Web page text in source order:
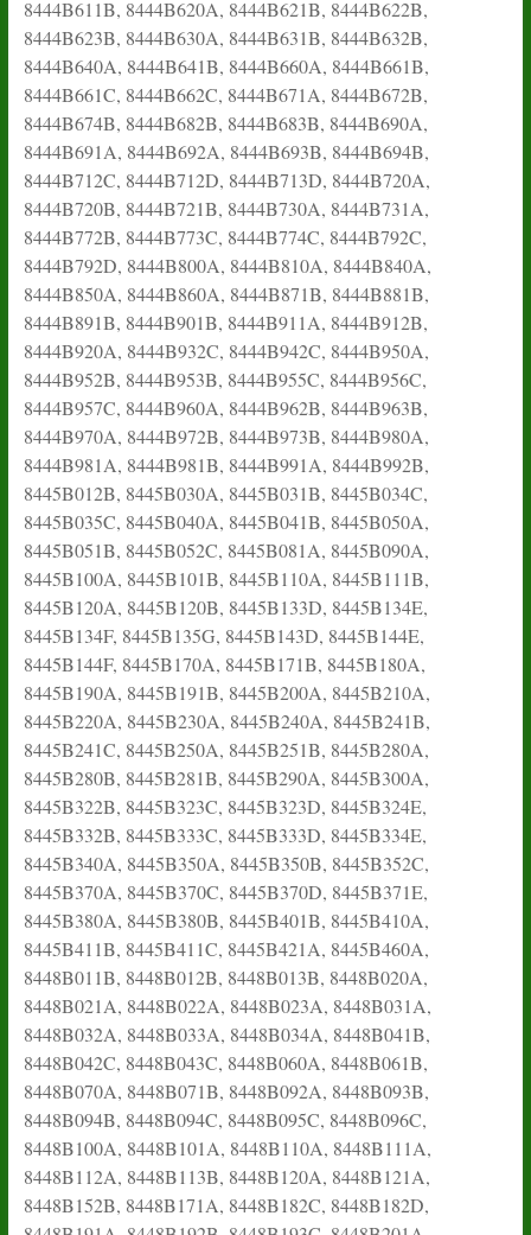
8444B611B, 8444B620A, 8444B621B, 8444B622B,
8444B623B, 8444B630A, 8444B631B, 8444B632B,
8444B640A, 8444B641B, 8444B660A, 8444B661B,
8444B661C, 8444B662C, 8444B671A, 8444B672B,
8444B674B, 8444B682B, 8444B683B, 8444B690A,
8444B691A, 8444B692A, 8444B693B, 8444B694B,
8444B712C, 8444B712D, 8444B713D, 8444B720A,
8444B720B, 8444B721B, 8444B730A, 8444B731A,
8444B772B, 8444B773C, 8444B774C, 8444B792C,
8444B792D, 8444B800A, 8444B810A, 8444B840A,
8444B850A, 8444B860A, 8444B871B, 8444B881B,
8444B891B, 8444B901B, 8444B911A, 8444B912B,
8444B920A, 8444B932C, 8444B942C, 8444B950A,
8444B952B, 8444B953B, 8444B955C, 8444B956C,
8444B957C, 8444B960A, 8444B962B, 8444B963B,
8444B970A, 8444B972B, 8444B973B, 8444B980A,
8444B981A, 8444B981B, 8444B991A, 8444B992B,
8445B012B, 8445B030A, 8445B031B, 8445B034C,
8445B035C, 8445B040A, 8445B041B, 8445B050A,
8445B051B, 8445B052C, 8445B081A, 8445B090A,
8445B100A, 8445B101B, 8445B110A, 8445B111B,
8445B120A, 8445B120B, 8445B133D, 8445B134E,
8445B134F, 8445B135G, 8445B143D, 8445B144E,
8445B144F, 8445B170A, 8445B171B, 8445B180A,
8445B190A, 8445B191B, 8445B200A, 8445B210A,
8445B220A, 8445B230A, 8445B240A, 8445B241B,
8445B241C, 8445B250A, 8445B251B, 8445B280A,
8445B280B, 8445B281B, 8445B290A, 8445B300A,
8445B322B, 8445B323C, 8445B323D, 8445B324E,
8445B332B, 8445B333C, 8445B333D, 8445B334E,
8445B340A, 8445B350A, 8445B350B, 8445B352C,
8445B370A, 8445B370C, 8445B370D, 8445B371E,
8445B380A, 8445B380B, 8445B401B, 8445B410A,
8445B411B, 8445B411C, 8445B421A, 8445B460A,
8448B011B, 8448B012B, 8448B013B, 8448B020A,
8448B021A, 8448B022A, 8448B023A, 8448B031A,
8448B032A, 8448B033A, 8448B034A, 8448B041B,
8448B042C, 8448B043C, 8448B060A, 8448B061B,
8448B070A, 8448B071B, 8448B092A, 8448B093B,
8448B094B, 8448B094C, 8448B095C, 8448B096C,
8448B100A, 8448B101A, 8448B110A, 8448B111A,
8448B112A, 8448B113B, 8448B120A, 8448B121A,
8448B152B, 8448B171A, 8448B182C, 8448B182D,